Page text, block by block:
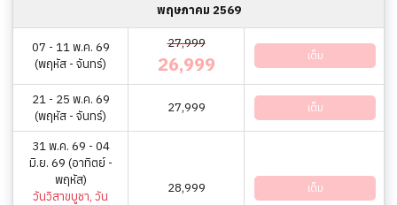
พฤษภาคม 2569
07 - 11 พ.ค. 69
(พฤหัส - จันทร์)
27,999
26,999 เต็ม
21 - 25 พ.ค. 69
(พฤหัส - จันทร์)
27,999 เต็ม
31 พ.ค. 69 - 04
มิ.ย. 69 (อาทิตย์ -
พฤหัส)
วันวิสาขบูชา, วัน
28,999 เต็ม